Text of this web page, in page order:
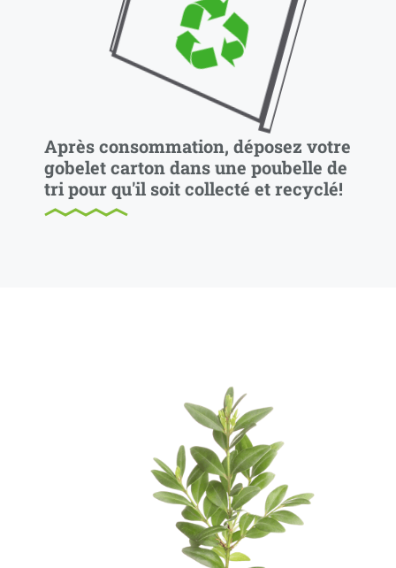
Après consommation, déposez votre
gobelet carton dans une poubelle de
tri pour qu'il soit collecté et recyclé!